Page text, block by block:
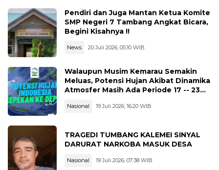
Pendiri dan Juga Mantan Ketua Komite
SMP Negeri 7 Tambang Angkat Bicara,
Begini Kisahnya !!
News 20 Juli 2026, 05:10 WIB
Walaupun Musim Kemarau Semakin
Meluas, Potensi Hujan Akibat Dinamika
Atmosfer Masih Ada Periode 17 -- 23
Nasional 19 Juli 2026, 16:20 WIB
TRAGEDI TUMBANG KALEMEI SINYAL
DARURAT NARKOBA MASUK DESA
Nasional 19 Juli 2026, 07:38 WIB